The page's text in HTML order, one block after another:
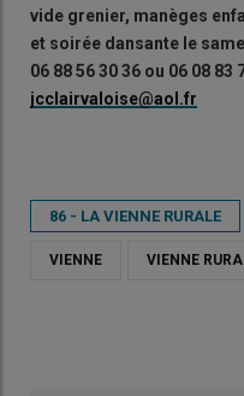
vide grenier, manèges
et soirée dansante le
06 88 56 30 36 ou 06 08 83
jcclairvaloise@aol.fr
86 - LA VIENNE RURALE
VIENNE VIENNE